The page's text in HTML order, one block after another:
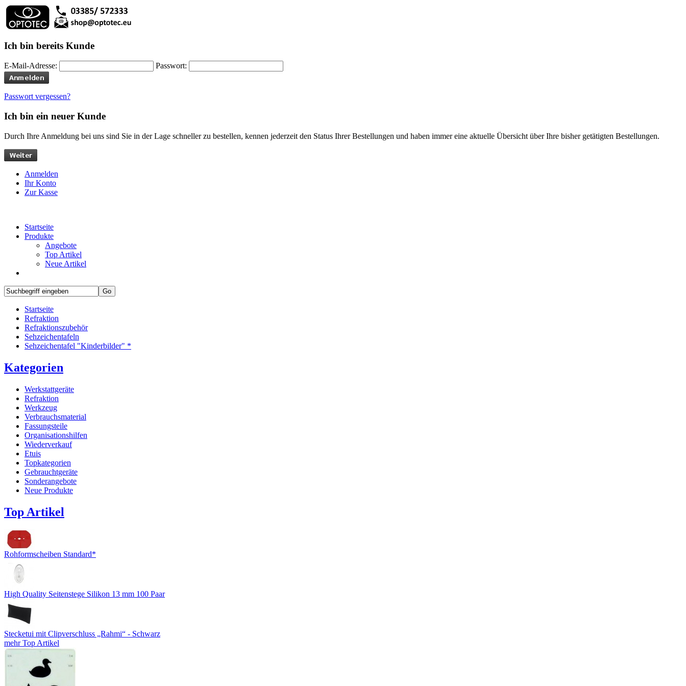
Ich bin bereits Kunde
E-Mail-Adresse: Passwort:
Passwort vergessen?
Ich bin ein neuer Kunde
Durch Ihre Anmeldung bei uns sind Sie in der Lage schneller zu bestellen, kennen jederzeit den Status Ihrer Bestellungen und haben immer eine aktuelle Übersicht über Ihre bisher getätigten Bestellungen.
Anmelden
Ihr Konto
Zur Kasse
Startseite
Produkte
Angebote
Top Artikel
Neue Artikel
Startseite
Refraktion
Refraktionszubehör
Sehzeichentafeln
Sehzeichentafel "Kinderbilder" *
Kategorien
Werkstattgeräte
Refraktion
Werkzeug
Verbrauchsmaterial
Fassungsteile
Organisationshilfen
Wiederverkauf
Etuis
Topkategorien
Gebrauchtgeräte
Sonderangebote
Neue Produkte
Top Artikel
Rohformscheiben Standard*
High Quality Seitenstege Silikon 13 mm 100 Paar
Stecketui mit Clipverschluss „Rahmi“ - Schwarz
mehr Top Artikel